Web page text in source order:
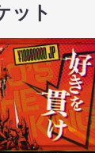
ット